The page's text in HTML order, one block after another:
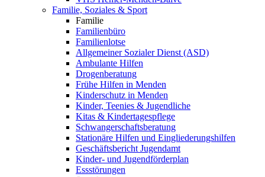
Familie, Soziales & Sport
Familie
Familienbüro
Familienlotse
Allgemeiner Sozialer Dienst (ASD)
Ambulante Hilfen
Drogenberatung
Frühe Hilfen in Menden
Kinderschutz in Menden
Kinder, Teenies & Jugendliche
Kitas & Kindertagespflege
Schwangerschaftsberatung
Stationäre Hilfen und Eingliederungshilfen
Geschäftsbericht Jugendamt
Kinder- und Jugendförderplan
Essstörungen